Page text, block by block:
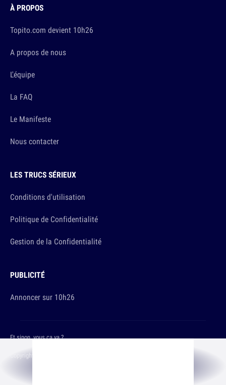
À PROPOS
Topito.com devient 10h26
A propos de nous
L'équipe
La FAQ
Le Manifeste
Nous contacter
LES TRUCS SÉRIEUX
Conditions d'utilisation
Politique de Confidentialité
Gestion de la Confidentialité
PUBLICITÉ
Annoncer sur 10h26
Copyright © 2026 The Original Publishing Studio
Et sinon, vous ça va ?